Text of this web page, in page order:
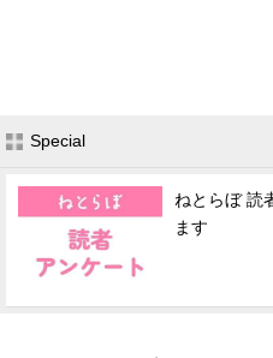
Special
ねとらぼ 読
ます